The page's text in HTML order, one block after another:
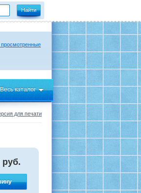
Весь каталог
для печати
руб.